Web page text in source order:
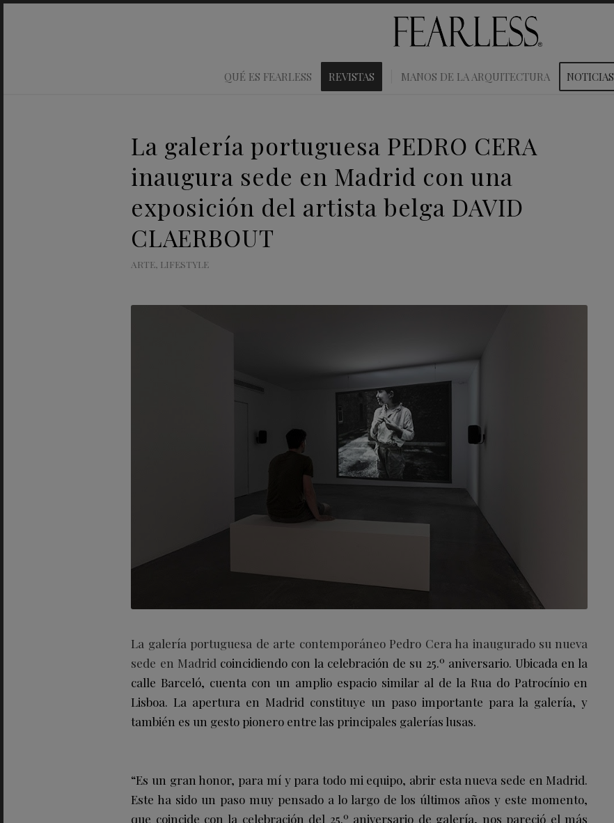
QUÉ ES FEARLESS REVISTAS MANOS DE LA ARQUITECTURA NOTICIAS
La galería portuguesa PEDRO CERA
inaugura sede en Madrid con una
exposición del artista belga DAVID
CLAERBOUT
ARTE, LIFESTYLE
La galería portuguesa de arte contemporáneo Pedro Cera ha inaugurado su nueva
sede en Madrid coincidiendo con la celebración de su 25.º aniversario. Ubicada en la
calle Barceló, cuenta con un amplio espacio similar al de la Rua do Patrocínio en
Lisboa. La apertura en Madrid constituye un paso importante para la galería, y
también es un gesto pionero entre las principales galerías lusas.
“Es un gran honor, para mí y para todo mi equipo, abrir esta nueva sede en Madrid.
Este ha sido un paso muy pensado a lo largo de los últimos años y este momento,
que coincide con la celebración del 25.º aniversario de galería, nos pareció el más